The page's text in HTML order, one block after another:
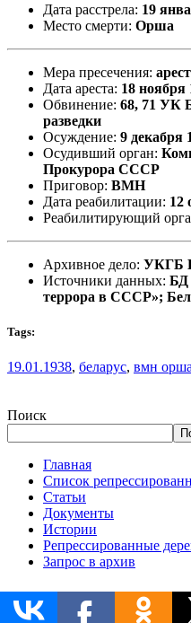
Дата расстрела: 19
Место смерти: Орша
Мера пресечения:
Дата ареста: 18 ноября
Обвинение: 68, 71 УК
разведки
Осуждение: 9 декабря
Осудивший орган:
Прокурора СССР
Приговор: ВМН
Дата реабилитации: 12
Реабилитирующий
Архивное дело: УКГБ
Источники данных: БД
террора в СССР»;
Tags:
19.01.1938, беларус, вмн
Поиск
Главная
Список
Статьи
Документы
Истории
Репрессированные
Запрос в архив